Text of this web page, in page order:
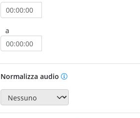
a
Normalizza audio